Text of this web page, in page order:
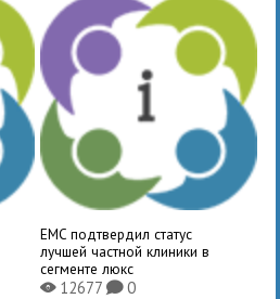
EMC подтвердил статус
лучшей частной клиники в
сегменте люкс
X12677 K0